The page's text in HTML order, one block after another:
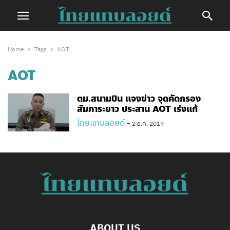
Home Tags AOT
AOT
ตม.สนามบิน แจงข่าว จุดคัดกรอง
สัมภาระยาว ประสาน AOT เร่งแก้
ไทยแทบลอยด์ - 2 ธ.ค. 2019